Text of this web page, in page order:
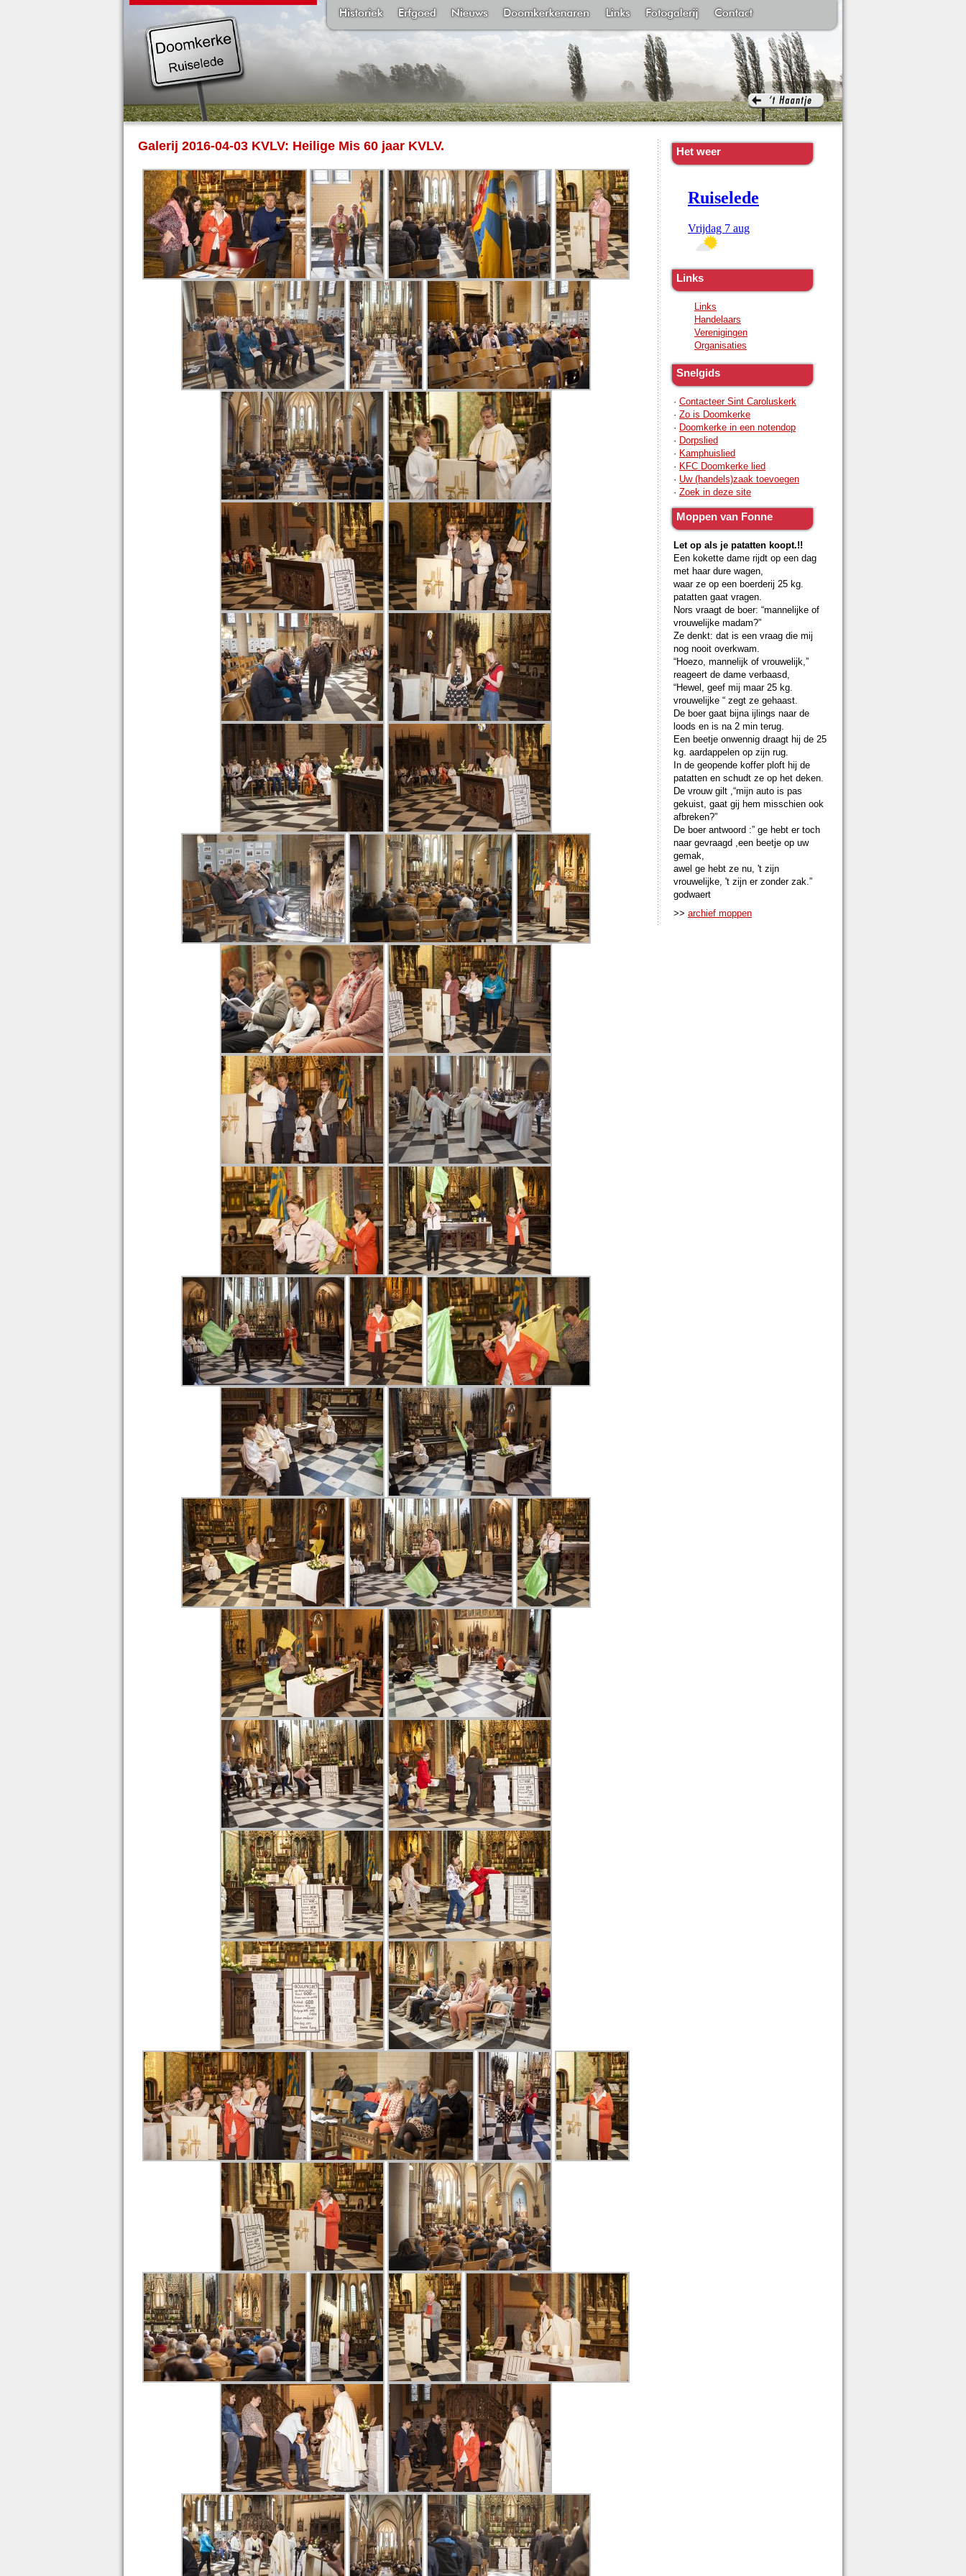
Galerij 2016-04-03 KVLV: Heilige Mis 60 jaar KVLV. Het weer
Links
Links
Handelaars
Verenigingen
Organisaties
Snelgids
· Contacteer Sint Caroluskerk
· Zo is Doomkerke
· Doomkerke in een notendop
· Dorpslied
· Kamphuislied
· KFC Doomkerke lied
· Uw (handels)zaak toevoegen
· Zoek in deze site
Moppen van Fonne
Let op als je patatten koopt.!!
Een kokette dame rijdt op een dag
met haar dure wagen,
waar ze op een boerderij 25 kg.
patatten gaat vragen.
Nors vraagt de boer: “mannelijke of
vrouwelijke madam?”
Ze denkt: dat is een vraag die mij
nog nooit overkwam.
“Hoezo, mannelijk of vrouwelijk,”
reageert de dame verbaasd,
“Hewel, geef mij maar 25 kg.
vrouwelijke “ zegt ze gehaast.
De boer gaat bijna ijlings naar de
loods en is na 2 min terug.
Een beetje onwennig draagt hij de 25
kg. aardappelen op zijn rug.
In de geopende koffer ploft hij de
patatten en schudt ze op het deken.
De vrouw gilt ,“mijn auto is pas
gekuist, gaat gij hem misschien ook
afbreken?”
De boer antwoord :” ge hebt er toch
naar gevraagd ,een beetje op uw
gemak,
awel ge hebt ze nu, 't zijn
vrouwelijke, 't zijn er zonder zak.”
godwaert
>> archief moppen